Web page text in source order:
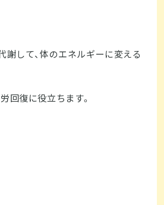
謝して、体のエネルギーに変える
回復に役立ちます。